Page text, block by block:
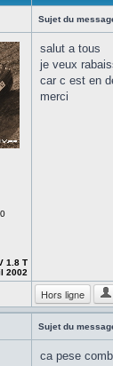
Sujet du
1.8 T
2002
salut a tous
je veux
car c est en
merci
Hors ligne
Sujet du
ca pese